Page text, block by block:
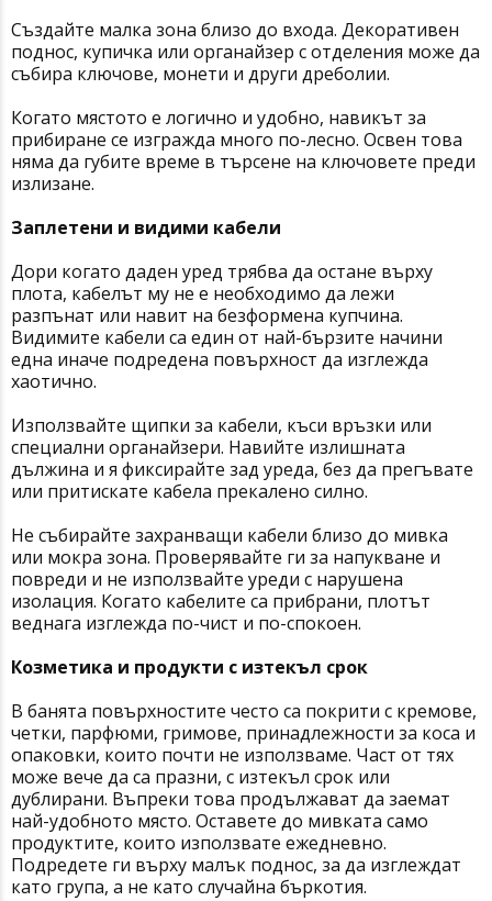
Създайте малка зона близо до входа. Декоративен
поднос, купичка или органайзер с отделения може да
събира ключове, монети и други дреболии.
Когато мястото е логично и удобно, навикът за
прибиране се изгражда много по-лесно. Освен това
няма да губите време в търсене на ключовете преди
излизане.
Заплетени и видими кабели
Дори когато даден уред трябва да остане върху
плота, кабелът му не е необходимо да лежи
разпънат или навит на безформена купчина.
Видимите кабели са един от най-бързите начини
една иначе подредена повърхност да изглежда
хаотично.
Използвайте щипки за кабели, къси връзки или
специални органайзери. Навийте излишната
дължина и я фиксирайте зад уреда, без да прегъвате
или притискате кабела прекалено силно.
Не събирайте захранващи кабели близо до мивка
или мокра зона. Проверявайте ги за напукване и
повреди и не използвайте уреди с нарушена
изолация. Когато кабелите са прибрани, плотът
веднага изглежда по-чист и по-спокоен.
Козметика и продукти с изтекъл срок
В банята повърхностите често са покрити с кремове,
четки, парфюми, гримове, принадлежности за коса и
опаковки, които почти не използваме. Част от тях
може вече да са празни, с изтекъл срок или
дублирани. Въпреки това продължават да заемат
най-удобното място. Оставете до мивката само
продуктите, които използвате ежедневно.
Подредете ги върху малък поднос, за да изглеждат
като група, а не като случайна бъркотия.